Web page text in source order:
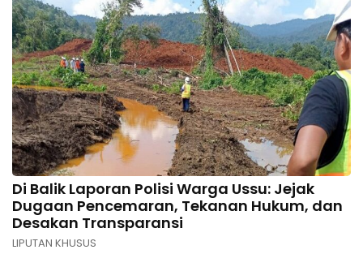
Di Balik Laporan Polisi Warga Ussu: Jejak
Dugaan Pencemaran, Tekanan Hukum, dan
Desakan Transparansi
LIPUTAN KHUSUS